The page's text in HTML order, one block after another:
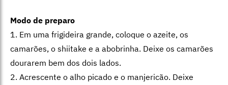
Modo de preparo
1. Em uma frigideira grande, coloque o azeite, os
camarões, o shiitake e a abobrinha. Deixe os camarões
dourarem bem dos dois lados.
2. Acrescente o alho picado e o manjericão. Deixe